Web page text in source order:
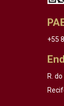
+55
R.